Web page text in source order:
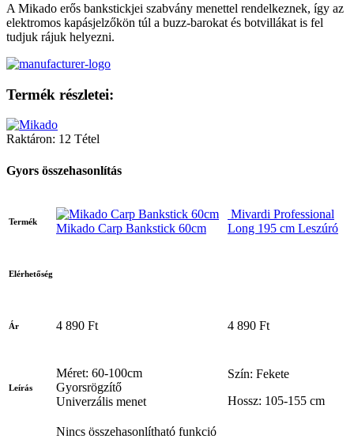
A Mikado erős bankstickjei szabvány menettel rendelkeznek, így az
elektromos kapásjelzőkön túl a buzz-barokat és botvillákat is fel
tudjuk rájuk helyezni.
Termék részletei:
Raktáron: 12 Tétel
Gyors összehasonlítás
Termék
Mikado Carp Bankstick 60cm
Mivardi Professional
Long 195 cm Leszúró
Elérhetőség
Ár 4 890 Ft 4 890 Ft
Leírás
Méret: 60-100cm
Gyorsrögzítő
Univerzális menet
Szín: Fekete
Hossz: 105-155 cm
Nincs összehasonlítható funkció